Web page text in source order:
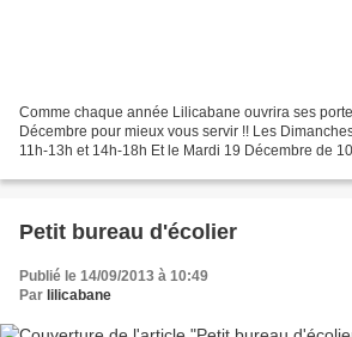
Comme chaque année Lilicabane ouvrira ses
Décembre pour mieux vous servir !! Les
11h-13h et 14h-18h Et le Mardi 19 Décembre de
Petit bureau d'écolier
Publié le 14/09/2013 à 10:49
Par lilicabane